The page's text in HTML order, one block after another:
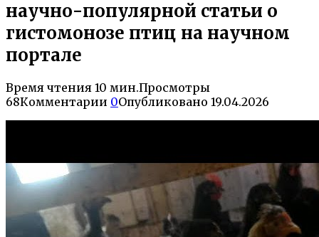
научно-популярной статьи о
гистомонозе птиц на научном
портале
Время чтения 10 мин.Просмотры
68Комментарии 0Опубликовано 19.04.2026